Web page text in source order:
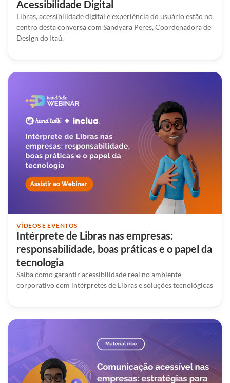
Acessibilidade Digital
Libras, acessibilidade digital e experiência do usuário estão no
centro desta conversa com Sandyara Peres, Coordenadora de
Design do Itaú.
VÍDEOS E EVENTOS
Intérprete de Libras nas empresas:
responsabilidade, boas práticas e o papel da
tecnologia
Saiba como garantir acessibilidade real no ambiente
corporativo com intérpretes de Libras e soluções tecnológicas